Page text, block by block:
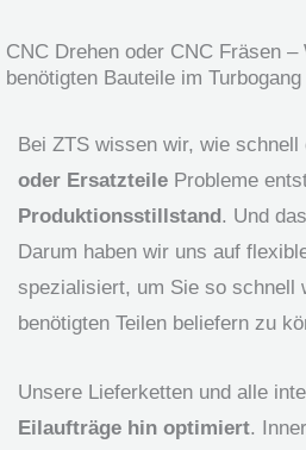
CNC Drehen oder CNC Fräsen
benötigten Bauteile im Turbogang
Bei ZTS wissen wir, wie schnell
oder Ersatzteile Probleme
Produktionsstillstand . Und
Darum haben wir uns auf
spezialisiert, um Sie so schnell
benötigten Teilen beliefern zu
Unsere Lieferketten und alle
Eilaufträge hin optimiert.